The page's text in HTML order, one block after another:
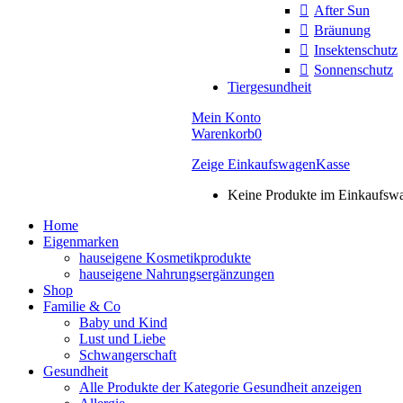
After Sun
Bräunung
Insektenschutz
Sonnenschutz
Tiergesundheit
Mein Konto
Warenkorb0
Zeige EinkaufswagenKasse
Keine Produkte im
Home
Eigenmarken
hauseigene Kosmetikprodukte
hauseigene Nahrungsergänzungen
Shop
Familie & Co
Baby und Kind
Lust und Liebe
Schwangerschaft
Gesundheit
Alle Produkte der Kategorie Gesundheit anzeigen